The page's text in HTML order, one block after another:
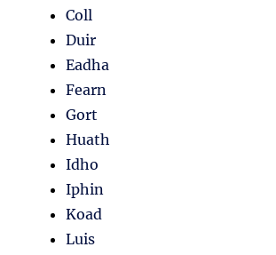
Coll
Duir
Eadha
Fearn
Gort
Huath
Idho
Iphin
Koad
Luis